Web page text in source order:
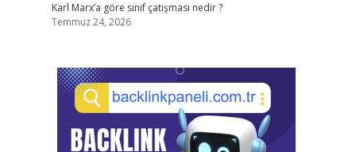
Karl Marx’a göre sınıf çatışması nedir ?
Temmuz 24, 2026